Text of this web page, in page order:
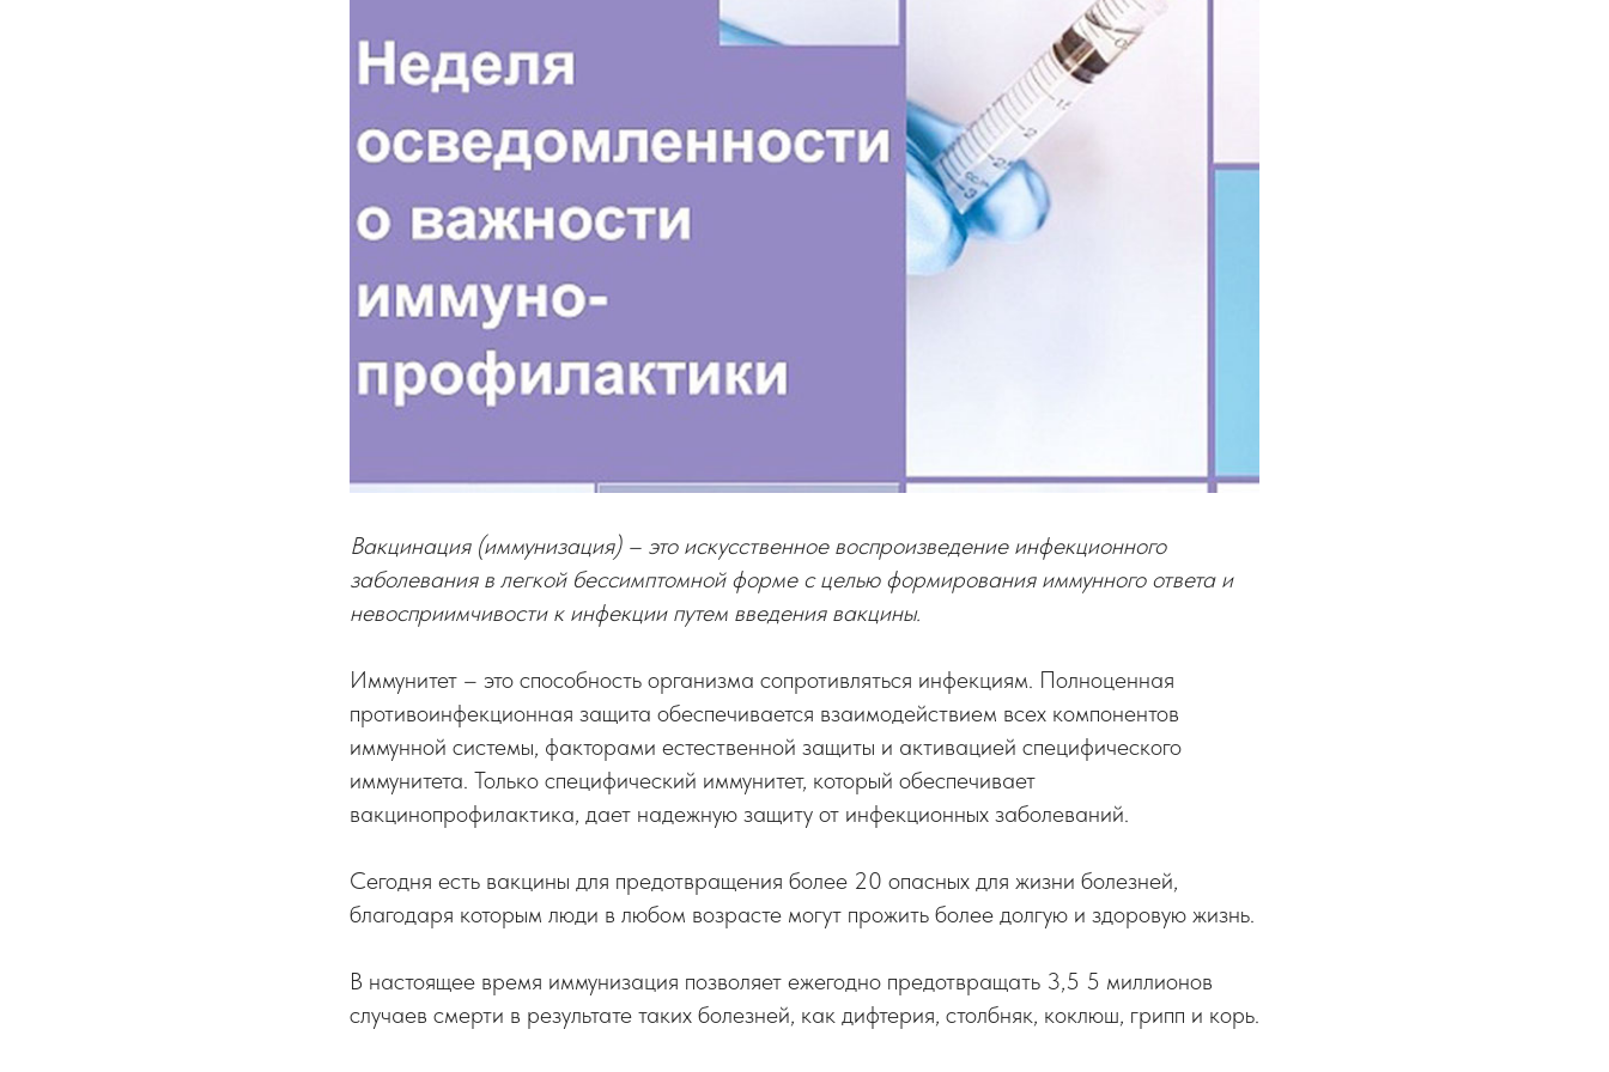
Вакцинация (иммунизация) – это искусственное воспроизведение инфекционного
заболевания в легкой бессимптомной форме с целью формирования иммунного ответа и
невосприимчивости к инфекции путем введения вакцины.
Иммунитет – это способность организма сопротивляться инфекциям. Полноценная
противоинфекционная защита обеспечивается взаимодействием всех компонентов
иммунной системы, факторами естественной защиты и активацией специфического
иммунитета. Только специфический иммунитет, который обеспечивает
вакцинопрофилактика, дает надежную защиту от инфекционных заболеваний.
Сегодня есть вакцины для предотвращения более 20 опасных для жизни болезней,
благодаря которым люди в любом возрасте могут прожить более долгую и здоровую жизнь.
В настоящее время иммунизация позволяет ежегодно предотвращать 3,5 5 миллионов
случаев смерти в результате таких болезней, как дифтерия, столбняк, коклюш, грипп и корь.